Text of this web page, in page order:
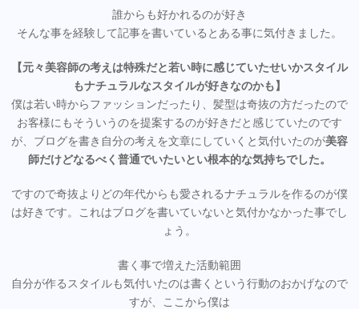
誰からも好かれるのが好き
そんな事を経験して記事を書いているとある事に気付きました。
【元々美容師の考えは特殊だと若い時に感じていたせいかスタイル
もナチュラルなスタイルが好きなのかも】
僕は若い時からファッションだったり、髪型は奇抜の方だったので
お客様にもそういうのを提案するのが好きだと感じていたのです
が、ブログを書き自分の考えを文章にしていくと気付いたのが美容
師だけどなるべく普通でいたいとい根本的な気持ちでした。
ですので奇抜よりどの年代からも愛されるナチュラルを作るのが僕
は好きです。これはブログを書いていないと気付かなかった事でし
ょう。
書く事で増えた活動範囲
自分が作るスタイルも気付いたのは書くという行動のおかげなので
すが、ここから僕は